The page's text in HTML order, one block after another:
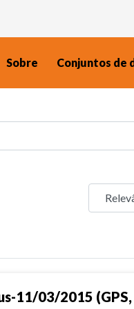
Sobre Conjuntos de
11/03/2015